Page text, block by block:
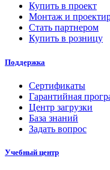
Купить в проект
Монтаж и
Стать партнером
Купить в розницу
Поддержка
Сертификаты
Гарантийная
Центр загрузки
База знаний
Задать вопрос
Учебный центр